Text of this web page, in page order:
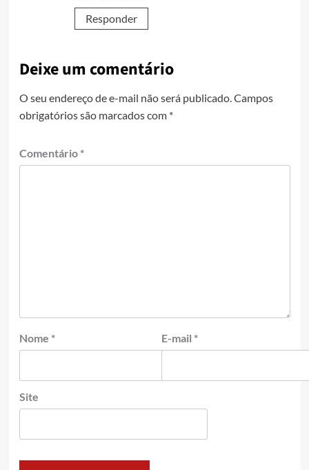
Responder
Deixe um comentário
O seu endereço de e-mail não será publicado.Campos
obrigatórios são marcados com *
Comentário *
Nome * E-mail *
Site